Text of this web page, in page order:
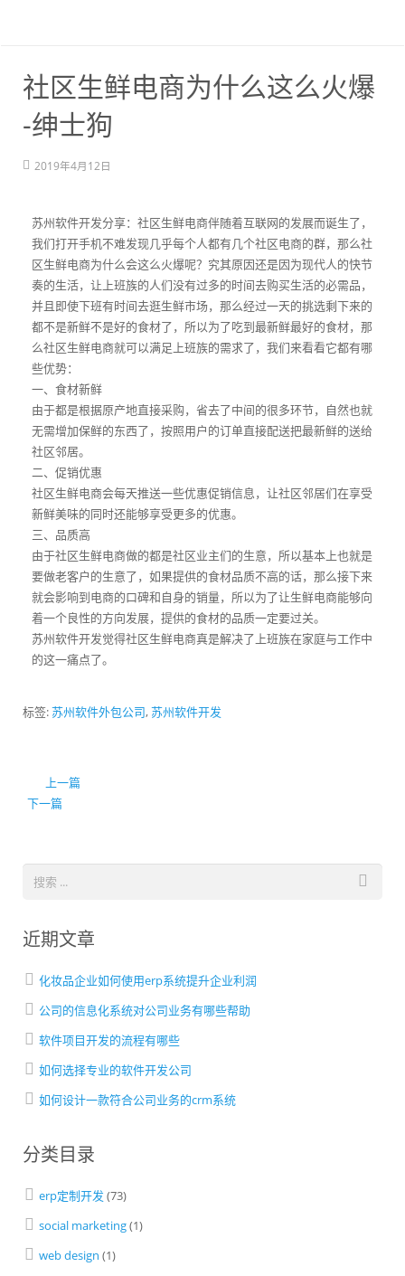
社区生鲜电商为什么这么火爆
-绅士狗
2019年4月12日
苏州软件开发分享：社区生鲜电商伴随着互联网的发展而诞生了，
我们打开手机不难发现几乎每个人都有几个社区电商的群，那么社
区生鲜电商为什么会这么火爆呢？究其原因还是因为现代人的快节
奏的生活，让上班族的人们没有过多的时间去购买生活的必需品，
并且即使下班有时间去逛生鲜市场，那么经过一天的挑选剩下来的
都不是新鲜不是好的食材了，所以为了吃到最新鲜最好的食材，那
么社区生鲜电商就可以满足上班族的需求了，我们来看看它都有哪
些优势：
一、食材新鲜
由于都是根据原产地直接采购，省去了中间的很多环节，自然也就
无需增加保鲜的东西了，按照用户的订单直接配送把最新鲜的送给
社区邻居。
二、促销优惠
社区生鲜电商会每天推送一些优惠促销信息，让社区邻居们在享受
新鲜美味的同时还能够享受更多的优惠。
三、品质高
由于社区生鲜电商做的都是社区业主们的生意，所以基本上也就是
要做老客户的生意了，如果提供的食材品质不高的话，那么接下来
就会影响到电商的口碑和自身的销量，所以为了让生鲜电商能够向
着一个良性的方向发展，提供的食材的品质一定要过关。
苏州软件开发觉得社区生鲜电商真是解决了上班族在家庭与工作中
的这一痛点了。
标签:苏州软件外包公司,苏州软件开发
上一篇
下一篇
近期文章
化妆品企业如何使用erp系统提升企业利润
公司的信息化系统对公司业务有哪些帮助
软件项目开发的流程有哪些
如何选择专业的软件开发公司
如何设计一款符合公司业务的crm系统
分类目录
erp定制开发 (73)
social marketing(1)
web design (1)